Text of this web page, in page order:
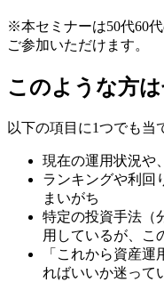
※本セミナーは50代60
ご参加いただけます。
このような方
以下の項目に1つでも当
現在の運用状況や
ランキングや利回
まいがち
特定の投資手法（
用しているが、こ
「これから資産
ればいいか迷って